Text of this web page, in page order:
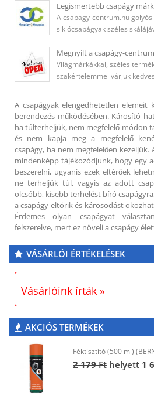
Legismertebb csapágy
A csapagy-centrum.hu
siklócsapágyak széles
Megnyílt a csapágy-
Világmárkákkal, széles
szakértelemmel várjuk
A csapágyak elengedhetetlen
berendezés működésében. Károsító
ha túlterheljük, nem megfelelő módon
és nem kapja meg a megfelelő
csapágy, ha nem megfelelően kezeljük.
mindenképp tájékozódjunk, hogy egy
beszerelni, ugyanis ezek eltérőek
ne terheljük túl, vagyis az adott
olcsóbb, kisebb terhelést bíró
a csapágy eltörik és károsodást
Érdemes olyan csapágyat
felszerelve, mert ez növeli a csapágy
VÁSÁRLÓI ÉRTÉKELÉSEK
Vásárlóink írták »
AKCIÓS TERMÉKEK
Féktisztító (500 ml)
2 179 Ft helyett 1